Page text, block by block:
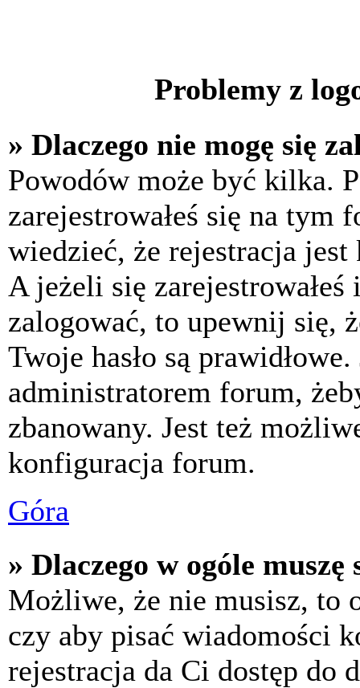
Problemy z
» Dlaczego nie mogę się
Powodów może być kilka.
zarejestrowałeś się na tym
wiedzieć, że rejestracja
A jeżeli się
zalogować, to upewnij się,
Twoje hasło są
administratorem forum,
zbanowany. Jest też
konfiguracja forum.
Góra
» Dlaczego w ogóle
Możliwe, że nie musisz, to
czy aby pisać wiadomości
rejestracja da Ci dostęp do